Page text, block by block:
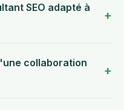
SEO adapté à
collaboration